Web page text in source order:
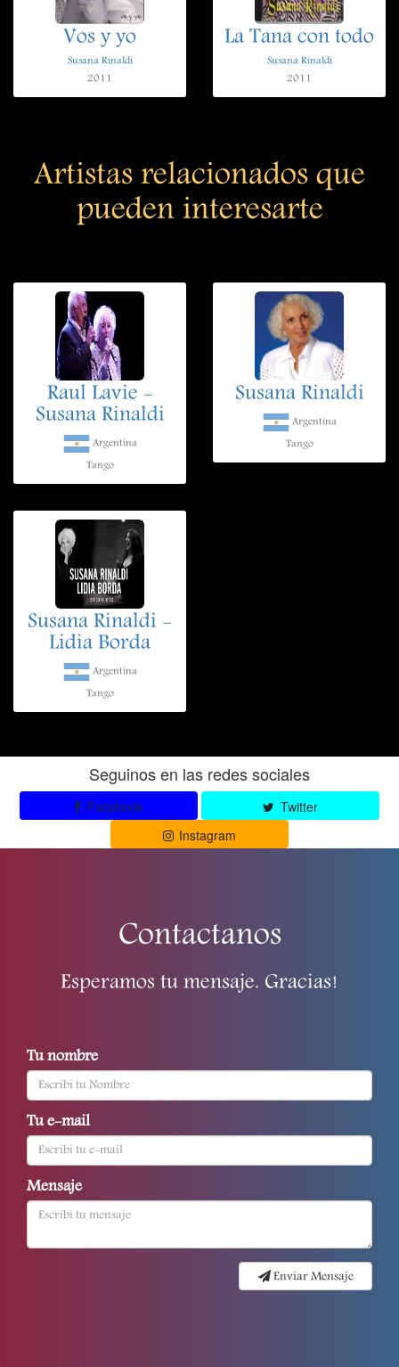
Vos y yo
Susana Rinaldi
2011
La Tana con todo
Susana Rinaldi
2011
Artistas relacionados que
pueden interesarte
Raul Lavie -
Susana Rinaldi
Argentina
Tango
Susana Rinaldi
Argentina
Tango
Susana Rinaldi -
Lidia Borda
Argentina
Tango
Seguinos en las redes sociales
Facebook
Twitter
Instagram
Contactanos
Esperamos tu mensaje. Gracias!
Tu nombre
Tu e-mail
Mensaje
Enviar Mensaje